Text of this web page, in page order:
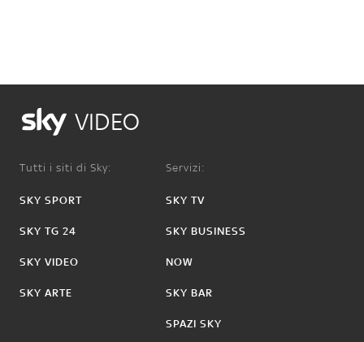
VIDEO
Tutti i siti di Sky:
SKY SPORT
SKY TG 24
SKY VIDEO
SKY ARTE
Servizi:
SKY TV
SKY BUSINESS
NOW
SKY BAR
SPAZI SKY